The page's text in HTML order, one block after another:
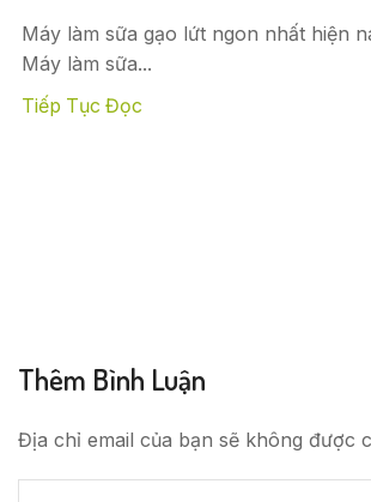
Máy làm sữa gạo lứt ngon nhất hiện
Máy làm sữa...
Tiếp Tục Đọc
Thêm Bình Luận
Địa chỉ email của bạn sẽ không được